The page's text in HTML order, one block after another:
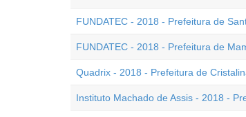
FUNDATEC - 2018 - Prefeitura de
FUNDATEC - 2018 - Prefeitura de
Quadrix - 2018 - Prefeitura de
Instituto Machado de Assis - 2018 -